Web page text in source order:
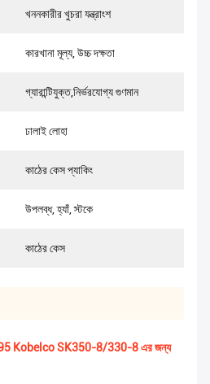
খননকারীর খুচরা যন্ত্রাংশ
কারখানা মূল্য, উচ্চ দক্ষতা
গ্যারান্টিযুক্ত,নির্ভরযোগ্য গুণমান
ঢালাই লোহা
কাঠের কেস প্যাকিং
উপলব্ধ, হ্যাঁ, স্টকে
কাঠের কেস
Kobelco SK350-8/330-8 এর জন্য